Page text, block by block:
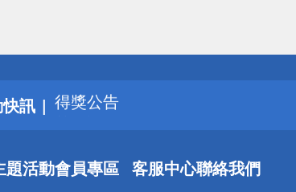
訊
詐騙網頁！請小心！
得獎公告
熱門話題
銀行優惠
詐騙網頁！請小心！
題活動會員專區 客服中心聯絡我們